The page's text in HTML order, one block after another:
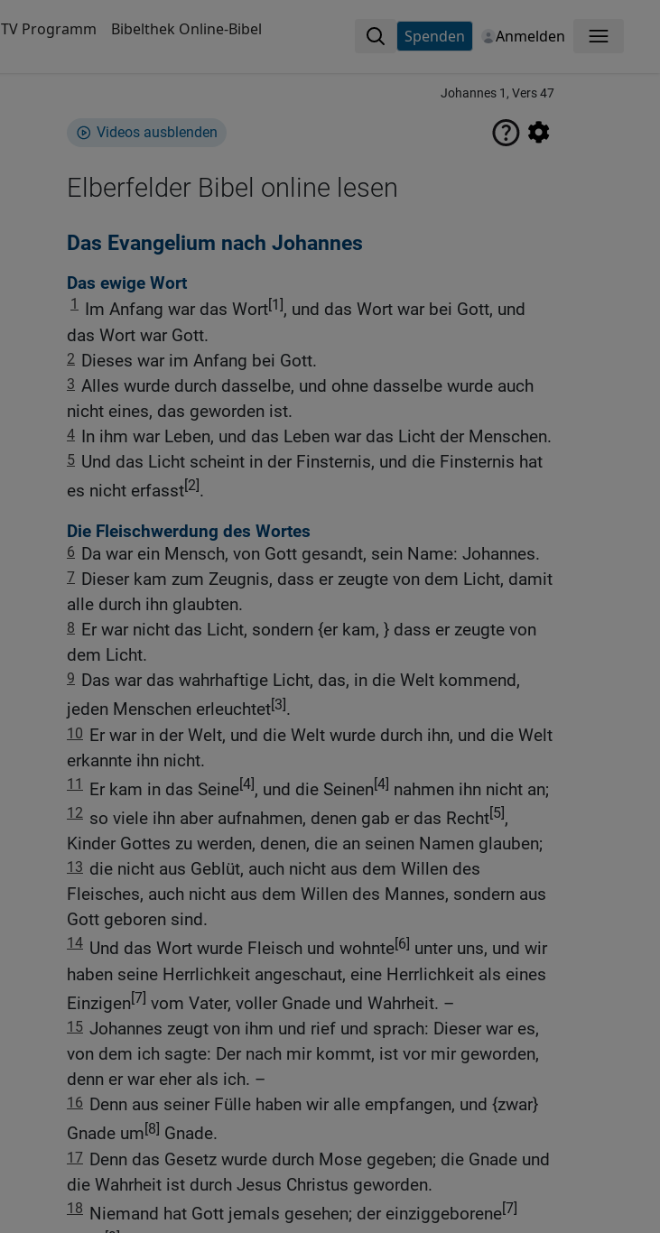
TV Programm Bibelthek Online-Bibel Spenden Anmelden Menü
Johannes 1, Vers 47
Videos ausblenden
Elberfelder Bibel online lesen
Das Evangelium nach Johannes
Das ewige Wort
1 Im Anfang war das Wort[1], und das Wort war bei Gott, und
das Wort war Gott.
2 Dieses war im Anfang bei Gott.
3 Alles wurde durch dasselbe, und ohne dasselbe wurde auch
nicht eines, das geworden ist.
4 In ihm war Leben, und das Leben war das Licht der Menschen.
5 Und das Licht scheint in der Finsternis, und die Finsternis hat
es nicht erfasst[2].
Die Fleischwerdung des Wortes
6 Da war ein Mensch, von Gott gesandt, sein Name: Johannes.
7 Dieser kam zum Zeugnis, dass er zeugte von dem Licht, damit
alle durch ihn glaubten.
8 Er war nicht das Licht, sondern {er kam, } dass er zeugte von
dem Licht.
9 Das war das wahrhaftige Licht, das, in die Welt kommend,
jeden Menschen erleuchtet[3].
10 Er war in der Welt, und die Welt wurde durch ihn, und die Welt
erkannte ihn nicht.
11 Er kam in das Seine[4], und die Seinen[4] nahmen ihn nicht an;
12 so viele ihn aber aufnahmen, denen gab er das Recht[5],
Kinder Gottes zu werden, denen, die an seinen Namen glauben;
13 die nicht aus Geblüt, auch nicht aus dem Willen des
Fleisches, auch nicht aus dem Willen des Mannes, sondern aus
Gott geboren sind.
14 Und das Wort wurde Fleisch und wohnte[6] unter uns, und wir
haben seine Herrlichkeit angeschaut, eine Herrlichkeit als eines
Einzigen[7] vom Vater, voller Gnade und Wahrheit. –
15 Johannes zeugt von ihm und rief und sprach: Dieser war es,
von dem ich sagte: Der nach mir kommt, ist vor mir geworden,
denn er war eher als ich. –
16 Denn aus seiner Fülle haben wir alle empfangen, und {zwar}
Gnade um[8] Gnade.
17 Denn das Gesetz wurde durch Mose gegeben; die Gnade und
die Wahrheit ist durch Jesus Christus geworden.
18 Niemand hat Gott jemals gesehen; der einziggeborene[7]